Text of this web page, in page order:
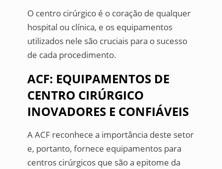
O centro cirúrgico é o coração de qualquer
hospital ou clínica, e os equipamentos
utilizados nele são cruciais para o sucesso
de cada procedimento.
ACF: EQUIPAMENTOS DE
CENTRO CIRÚRGICO
INOVADORES E CONFIÁVEIS
A ACF reconhece a importância deste setor
e, portanto, fornece equipamentos para
centros cirúrgicos que são a epitome da